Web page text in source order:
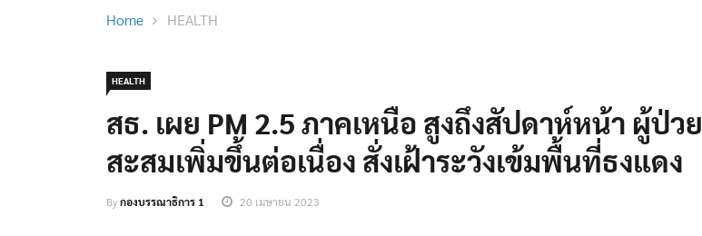
Home HEALTH
HEALTH
สธ. เผย PM 2.5 ภาคเหนือ สูงถึงสัปดาห์หน้า ผู้ป่วย
สะสมเพิ่มขึ้นต่อเนื่อง สั่งเฝ้าระวังเข้มพื้นที่ธงแดง
Byกองบรรณาธิการ 1 20 เมษายน 2023